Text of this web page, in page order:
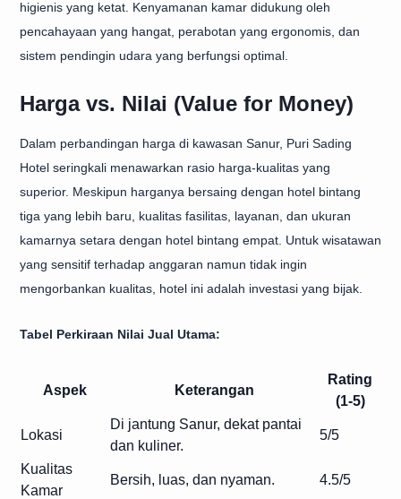
higienis yang ketat. Kenyamanan kamar didukung oleh
pencahayaan yang hangat, perabotan yang ergonomis, dan
sistem pendingin udara yang berfungsi optimal.
Harga vs. Nilai (Value for Money)
Dalam perbandingan harga di kawasan Sanur, Puri Sading
Hotel seringkali menawarkan rasio harga-kualitas yang
superior. Meskipun harganya bersaing dengan hotel bintang
tiga yang lebih baru, kualitas fasilitas, layanan, dan ukuran
kamarnya setara dengan hotel bintang empat. Untuk wisatawan
yang sensitif terhadap anggaran namun tidak ingin
mengorbankan kualitas, hotel ini adalah investasi yang bijak.
Tabel Perkiraan Nilai Jual Utama:
Aspek Keterangan
Rating
(1-5)
Lokasi
Di jantung Sanur, dekat pantai
dan kuliner.
5/5
Kualitas
Kamar
Bersih, luas, dan nyaman. 4.5/5